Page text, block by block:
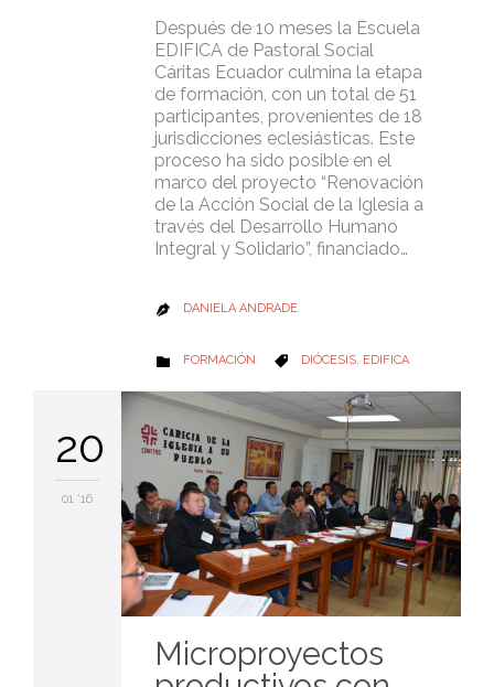
Después de 10 meses la Escuela
EDIFICA de Pastoral Social
Cáritas Ecuador culmina la etapa
de formación, con un total de 51
participantes, provenientes de 18
jurisdicciones eclesiásticas. Este
proceso ha sido posible en el
marco del proyecto “Renovación
de la Acción Social de la Iglesia a
través del Desarrollo Humano
Integral y Solidario”, financiado…
 DANIELA ANDRADE
 CATEGORY
FORMACIÓN  CATEGORY
DIÓCESIS, EDIFICA
20
01 '16
Microproyectos